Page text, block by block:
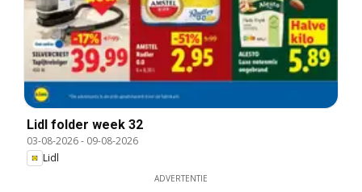
Lidl folder week 32
03-08-2026- 09-08-2026
Lidl
ADVERTENTIE